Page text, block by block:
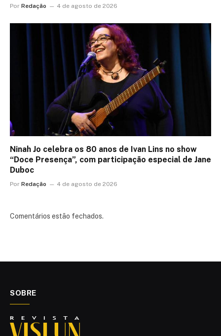
Por Redação 4 de agosto de 2026
Ninah Jo celebra os 80 anos de Ivan Lins no show
“Doce Presença”, com participação especial de Jane
Duboc
Por Redação 4 de agosto de 2026
Comentários estão fechados.
SOBRE